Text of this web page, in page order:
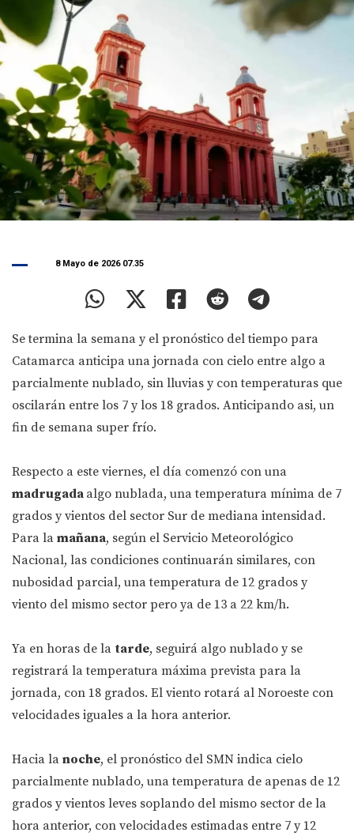
8 Mayo de 2026 07.35
Se termina la semana y el pronóstico del tiempo para
Catamarca anticipa una jornada con cielo entre algo a
parcialmente nublado, sin lluvias y con temperaturas que
oscilarán entre los 7 y los 18 grados. Anticipando asi, un
fin de semana super frío.
Respecto a este viernes, el día comenzó con una
madrugada algo nublada, una temperatura mínima de 7
grados y vientos del sector Sur de mediana intensidad.
Para la mañana, según el Servicio Meteorológico
Nacional, las condiciones continuarán similares, con
nubosidad parcial, una temperatura de 12 grados y
viento del mismo sector pero ya de 13 a 22 km/h.
Ya en horas de la tarde, seguirá algo nublado y se
registrará la temperatura máxima prevista para la
jornada, con 18 grados. El viento rotará al Noroeste con
velocidades iguales a la hora anterior.
Hacia la noche, el pronóstico del SMN indica cielo
parcialmente nublado, una temperatura de apenas de 12
grados y vientos leves soplando del mismo sector de la
hora anterior, con velocidades estimadas entre 7 y 12